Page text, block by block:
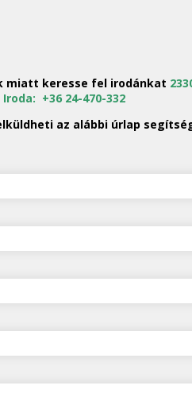
miatt keresse fel irodánkat
Iroda: +36 24-470-332
az alábbi úrlap